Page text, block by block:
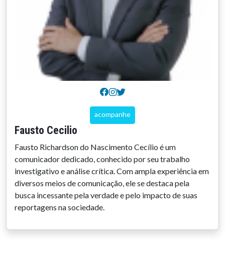
acompanhe
Fausto Cecilio
Fausto Richardson do Nascimento Cecílio é um
comunicador dedicado, conhecido por seu trabalho
investigativo e análise crítica. Com ampla experiência em
diversos meios de comunicação, ele se destaca pela
busca incessante pela verdade e pelo impacto de suas
reportagens na sociedade.